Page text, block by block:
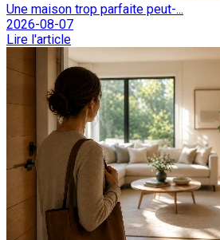
Une maison trop parfaite peut-...
2026-08-07
Lire l'article